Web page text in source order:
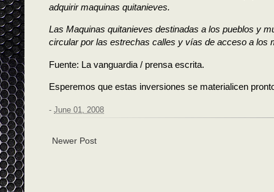
adquirir maquinas quitanieves.
Las Maquinas quitanieves destinadas a los pueblos y
circular por las estrechas calles y vías de acceso a los
Fuente: La vanguardia / prensa escrita.
Esperemos que estas inversiones se materialicen
- June 01, 2008
Newer Post